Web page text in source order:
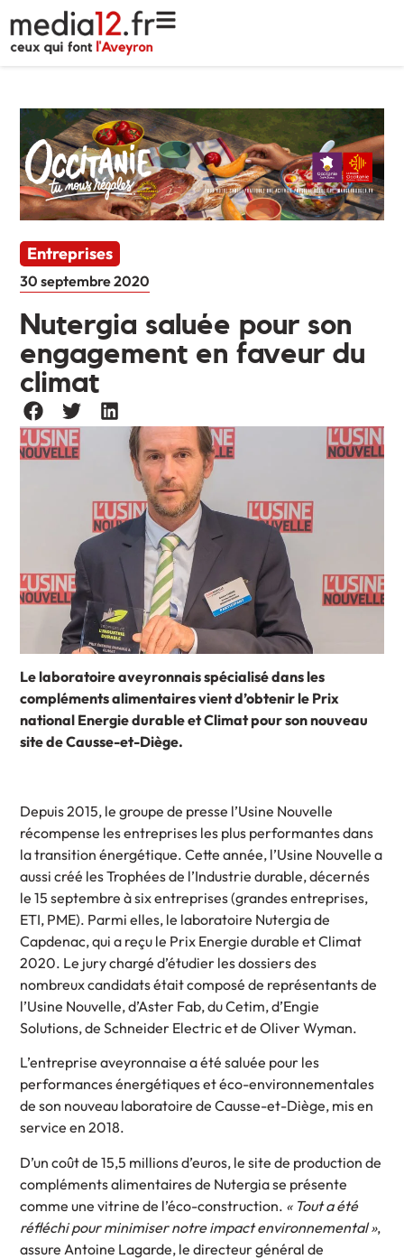
Entreprises
30 septembre 2020
Nutergia saluée pour son
engagement en faveur du
climat
Le laboratoire aveyronnais spécialisé dans les
compléments alimentaires vient d’obtenir le Prix
national Energie durable et Climat pour son nouveau
site de Causse-et-Diège.
Depuis 2015, le groupe de presse l’Usine Nouvelle
récompense les entreprises les plus performantes dans
la transition énergétique. Cette année, l’Usine Nouvelle a
aussi créé les Trophées de l’Industrie durable, décernés
le 15 septembre à six entreprises (grandes entreprises,
ETI, PME). Parmi elles, le laboratoire Nutergia de
Capdenac, qui a reçu le Prix Energie durable et Climat
2020. Le jury chargé d’étudier les dossiers des
nombreux candidats était composé de représentants de
l’Usine Nouvelle, d’Aster Fab, du Cetim, d’Engie
Solutions, de Schneider Electric et de Oliver Wyman.
L’entreprise aveyronnaise a été saluée pour les
performances énergétiques et éco-environnementales
de son nouveau laboratoire de Causse-et-Diège, mis en
service en 2018.
D’un coût de 15,5 millions d’euros, le site de production de
compléments alimentaires de Nutergia se présente
comme une vitrine de l’éco-construction. « Tout a été
réfléchi pour minimiser notre impact environnemental »,
assure Antoine Lagarde, le directeur général de